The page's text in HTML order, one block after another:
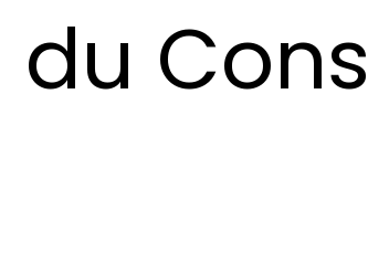
du